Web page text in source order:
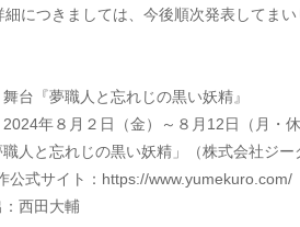
につきましては、今後順次発表してまい
台『夢職人と忘れじの黒い妖精』
年８月２日（金）～８月12日（月・
人と忘れじの黒い妖精」（株式会社ジー
サイト： https://www.yumekuro.com/
西田大輔